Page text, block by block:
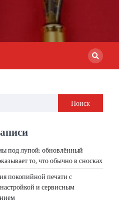
Поиск
под лупой: обновлённый
то, что обычно в сносках
покопийной печати с
и сервисным